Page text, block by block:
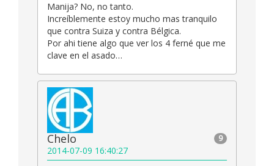
Manija? No, no tanto.
Increíblemente estoy mucho mas tranquilo
que contra Suiza y contra Bélgica.
Por ahi tiene algo que ver los 4 ferné que me
clave en el asado…
9
Chelo
2014-07-09 16:40:27